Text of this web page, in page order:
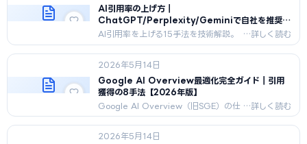
ROAS280%→450%。30日動かなかっ
た経緯と60日目の修正5施策を実数値
AI引用率の上げ方｜
ChatGPT/Perplexity/Geminiで自社を推奨さ
せる15手法【2026年版】
AI引用率を上げる15手法を技術解説。
エンティティ統合、JSON-LD、
Wikipedia露出、メディア掲載、PR配
信、業界調査レポートまで30/90/180
日プラン付き2026年版。
2026年5月14日
Google AI Overview最適化完全ガイド｜引用
獲得の8手法【2026年版】
Google AI Overview（旧SGE）の仕
組みから引用獲得8条件、Q&A形式
H2、構造化データ、更新頻度と引用率
の相関まで2026年5月時点で完全解
2026年5月14日